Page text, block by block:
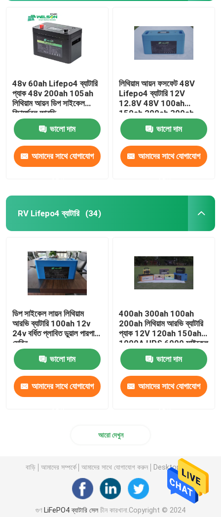
48v 60ah Lifepo4 ব্যাটারি
প্যাক 48v 200ah 105ah
লিথিয়াম আয়ন ডিপ সাইকেল
রিচার্জেবল আরভি
ভালো দাম
আমাদের সাথে যোগাযোগ
লিথিয়াম আয়ন ফসফেট 48V
Lifepo4 ব্যাটারি 12V
12.8V 48V 100ah
150ah 200ah 300ah
400ah
ভালো দাম
আমাদের সাথে যোগাযোগ
RV Lifepo4 ব্যাটারি (34)
ডিপ সাইকেল লায়ন লিথিয়াম
আরভি ব্যাটারি 100ah 12v
24v বর্ধিত প্লাবিত ডুয়াল পারপাস
মেরিন
ভালো দাম
আমাদের সাথে যোগাযোগ
400ah 300ah 100ah
200ah লিথিয়াম আরভি ব্যাটারি
প্যাক 12V 120ah 150ah
1000A UPS 6000 সাইকেল
লাইফ
ভালো দাম
আমাদের সাথে যোগাযোগ
আরো দেখুন
বাড়ি আমাদের সম্পর্কে আমাদের সাথে যোগাযোগ করুন Desktop Site
গুণ LiFePO4 ব্যাটারি সেলচীন কারখানা.Copyright © 2024